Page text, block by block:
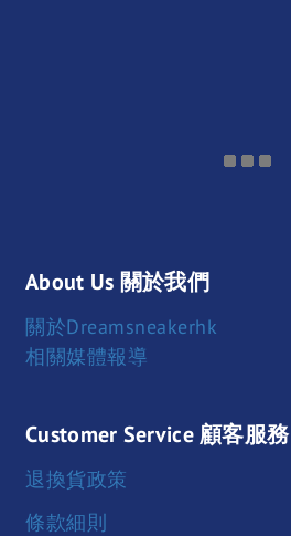
About Us 關於我們
關於Dreamsneakerhk
相關媒體報導
Customer Service 顧客服務
退換貨政策
條款細則